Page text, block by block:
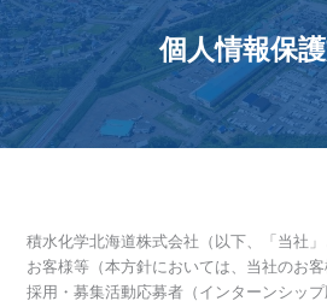
個人情報保
積水化学北海道株式会社（以下、「当社
お客様等（本方針においては、当社のお客
採用・募集活動応募者（インターンシッ